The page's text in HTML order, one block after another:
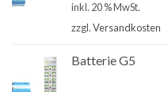
inkl. 20 % MwSt.
zzgl.Versandkosten
Batterie G5